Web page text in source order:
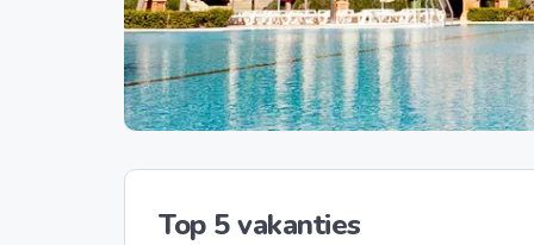
Top 5 vakanties